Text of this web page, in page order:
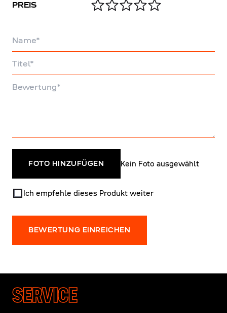
PREIS
FOTO HINZUFÜGEN Kein Foto ausgewählt
Ich empfehle dieses Produkt weiter
BEWERTUNG EINREICHEN
SERVICE